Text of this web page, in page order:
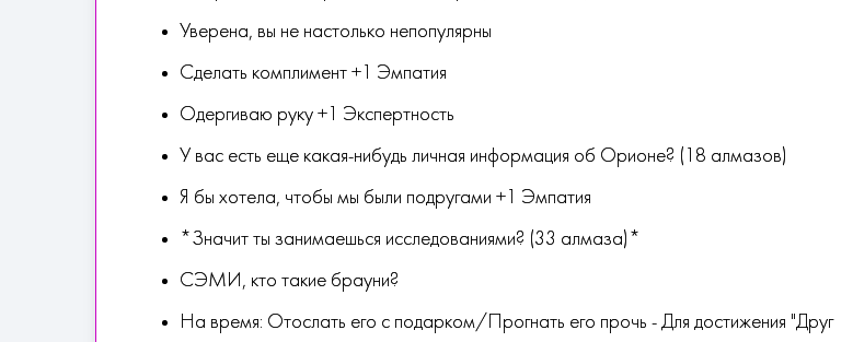
Уверена, вы не настолько непопулярны
Сделать комплимент +1 Эмпатия
Одергиваю руку +1 Экспертность
У вас есть еще какая-нибудь личная информация об Орионе? (18 алмазов)
Я бы хотела, чтобы мы были подругами +1 Эмпатия
*Значит ты занимаешься исследованиями? (33 алмаза)*
СЭМИ, кто такие брауни?
На время: Отослать его с подарком/Прогнать его прочь - Для достижения "Друг